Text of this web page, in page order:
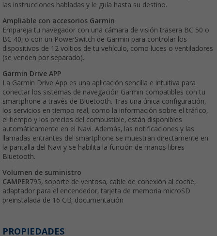
las instrucciones habladas y le guía hasta su destino.
Ampliable con accesorios Garmin
Empareja tu navegador con una cámara de visión trasera BC 50 o
BC 40, o con un PowerSwitch de Garmin para controlar los
dispositivos de 12 voltios de tu vehículo, como luces o ventiladores
(se venden por separado).
Garmin Drive APP
La Garmin Drive App es una aplicación sencilla e intuitiva para
conectar los sistemas de navegación Garmin compatibles con tu
smartphone a través de Bluetooth. Tras una única configuración,
los servicios en tiempo real, como la información sobre el tráfico,
el tiempo y los precios del combustible, están disponibles
automáticamente en el Navi. Además, las notificaciones y las
llamadas entrantes del smartphone se muestran directamente en
la pantalla del Navi y se habilita la función de manos libres
Bluetooth.
Volumen de suministro
CAMPER795, soporte de ventosa, cable de conexión al coche,
adaptador para el encendedor, tarjeta de memoria microSD
preinstalada de 16 GB, documentación
PROPIEDADES